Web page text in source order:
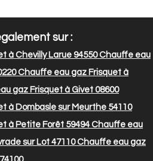
sur :
à Chevilly Larue 94550Chauffe eau
Chauffe eau gaz Frisquet à
gaz Frisquet à Givet 08600
à Dombasle sur Meurthe 54110
à Petite Forêt 59494 Chauffe eau
sur Lot 47110Chauffe eau gaz